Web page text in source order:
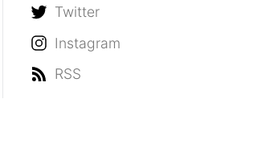
Twitter
Instagram
RSS